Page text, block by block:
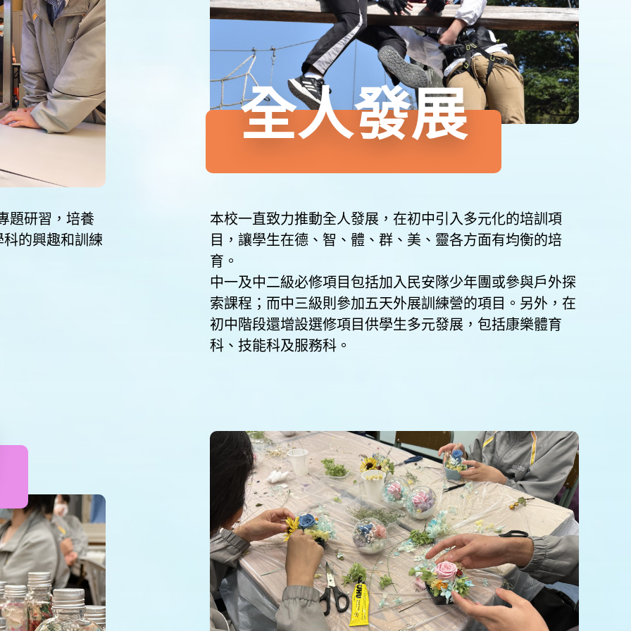
題研習，培養
的興趣和訓練
全人發展
本校一直致力推動全人發展，在初中引入多元化的培訓項
目，讓學生在德、智、體、群、美、靈各方面有均衡的培
育。
中一及中二級必修項目包括加入民安隊少年團或參與戶外探
索課程；而中三級則參加五天外展訓練營的項目。另外，在
初中階段還增設選修項目供學生多元發展，包括康樂體育
科、技能科及服務科。